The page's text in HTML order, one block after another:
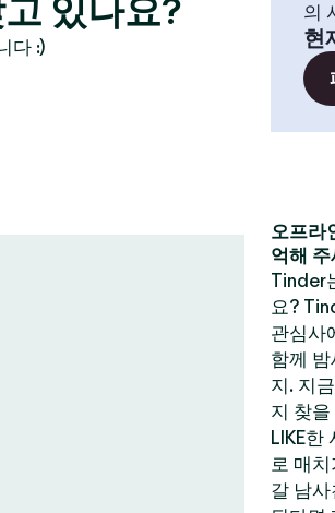
있나요?
다 :)
의
현
오프라
억해
Tinder
요?
관심사
함께
지. 지
지 찾
LIKE한
로 매
갈 남